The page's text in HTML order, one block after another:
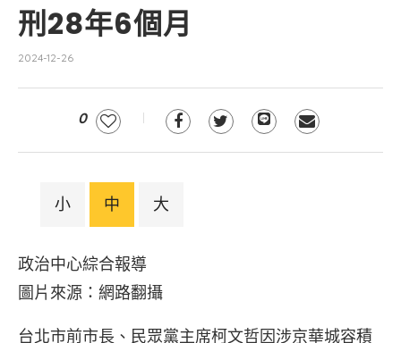
刑28年6個月
2024-12-26
0
小 中 大
政治中心綜合報導
圖片來源：網路翻攝
台北市前市長、民眾黨主席柯文哲因涉京華城容積